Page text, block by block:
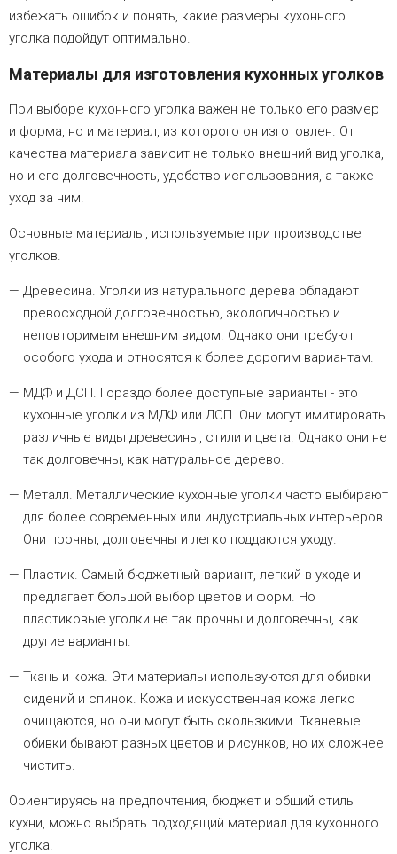
избежать ошибок и понять, какие размеры кухонного
уголка подойдут оптимально.
Материалы для изготовления кухонных уголков
При выборе кухонного уголка важен не только его размер
и форма, но и материал, из которого он изготовлен. От
качества материала зависит не только внешний вид уголка,
но и его долговечность, удобство использования, а также
уход за ним.
Основные материалы, используемые при производстве
уголков.
Древесина. Уголки из натурального дерева обладают
превосходной долговечностью, экологичностью и
неповторимым внешним видом. Однако они требуют
особого ухода и относятся к более дорогим вариантам.
МДФ и ДСП. Гораздо более доступные варианты - это
кухонные уголки из МДФ или ДСП. Они могут имитировать
различные виды древесины, стили и цвета. Однако они не
так долговечны, как натуральное дерево.
Металл. Металлические кухонные уголки часто выбирают
для более современных или индустриальных интерьеров.
Они прочны, долговечны и легко поддаются уходу.
Пластик. Самый бюджетный вариант, легкий в уходе и
предлагает большой выбор цветов и форм. Но
пластиковые уголки не так прочны и долговечны, как
другие варианты.
Ткань и кожа. Эти материалы используются для обивки
сидений и спинок. Кожа и искусственная кожа легко
очищаются, но они могут быть скользкими. Тканевые
обивки бывают разных цветов и рисунков, но их сложнее
чистить.
Ориентируясь на предпочтения, бюджет и общий стиль
кухни, можно выбрать подходящий материал для кухонного
уголка.